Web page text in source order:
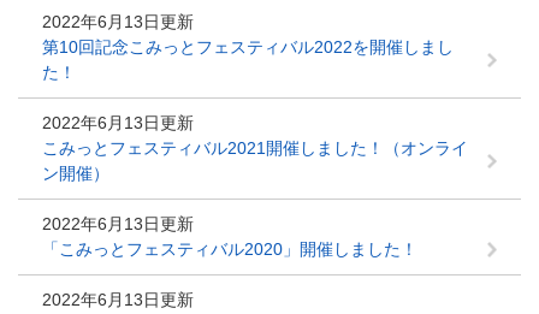
2022年6月13日更新
第10回記念こみっとフェスティバル2022を開催しまし
た！
2022年6月13日更新
こみっとフェスティバル2021開催しました！（オンライ
ン開催）
2022年6月13日更新
「こみっとフェスティバル2020」開催しました！
2022年6月13日更新